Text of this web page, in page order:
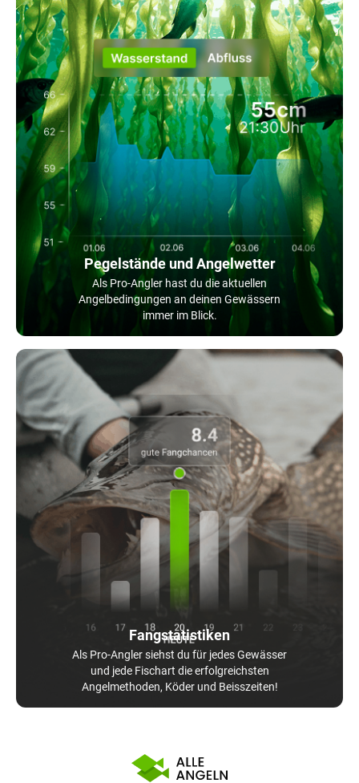
Pegelstände und Angelwetter
Als Pro-Angler hast du die aktuellen
Angelbedingungen an deinen Gewässern
immer im Blick.
Fangstatistiken
Als Pro-Angler siehst du für jedes Gewässer
und jede Fischart die erfolgreichsten
Angelmethoden, Köder und Beisszeiten!